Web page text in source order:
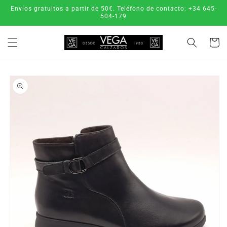
directamente
Envíos gratuitos a partir de 50€. Teléfono de contacto: +34 645-
504-179
Carrito
directamente
a la
información